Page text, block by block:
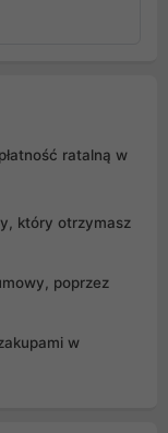
ratalną w
który otrzymasz
poprzez
w